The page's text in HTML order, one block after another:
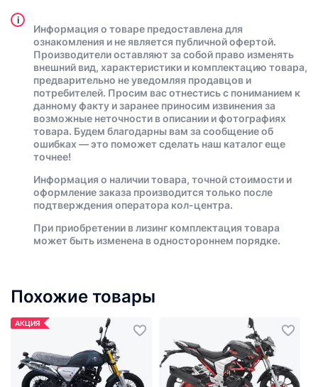
i
Информация о товаре предоставлена для
ознакомления и не является публичной офертой.
Производители оставляют за собой право изменять
внешний вид, характеристики и комплектацию товара,
предварительно не уведомляя продавцов и
потребителей. Просим вас отнестись с пониманием к
данному факту и заранее приносим извинения за
возможные неточности в описании и фотографиях
товара. Будем благодарны вам за сообщение об
ошибках — это поможет сделать наш каталог еще
точнее!
Информация о наличии товара, точной стоимости и
оформление заказа производится только после
подтверждения оператора кол-центра.
При приобретении в лизинг комплектация товара
может быть изменена в одностороннем порядке.
Похожие товары
АКЦИЯ